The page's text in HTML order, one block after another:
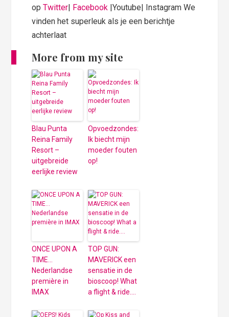
opTwitter| Facebook |Youtube| Instagram We
vinden het superleuk als je een berichtje
achterlaat
More from my site
Blau Punta
Reina Family
Resort –
uitgebreide
eerlijke review
Opvoedzondes:
Ik biecht mijn
moeder fouten
op!
ONCE UPON A
TIME…
Nederlandse
première in
IMAX
TOP GUN:
MAVERICK een
sensatie in de
bioscoop! What
a flight & ride….